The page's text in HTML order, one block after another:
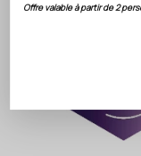
Offre valable à partir de 2